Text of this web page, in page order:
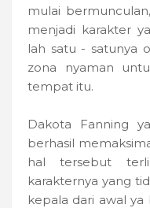
mulai
menjadi karakter
lah satu - satunya
zona nyaman
tempat itu.
Dakota Fanning
berhasil
hal tersebut
karakternya yang
kepala dari awal